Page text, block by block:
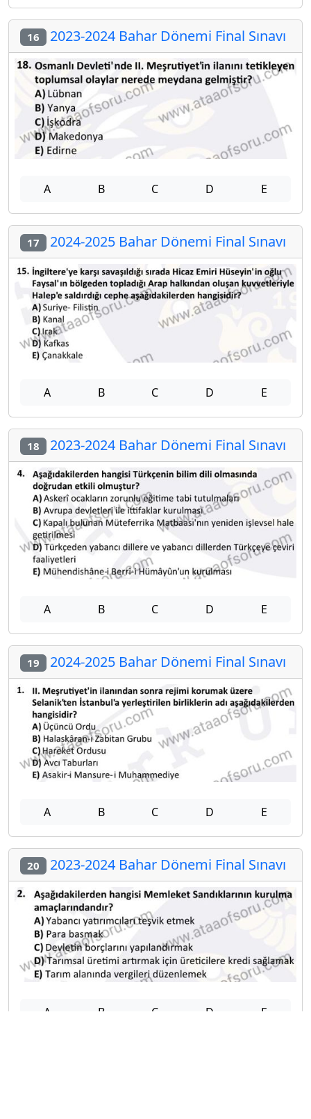
16 2023-2024 Bahar Dönemi Final Sınavı
A B C D E
17 2024-2025 Bahar Dönemi Final Sınavı
A B C D E
18 2023-2024 Bahar Dönemi Final Sınavı
A B C D E
19 2024-2025 Bahar Dönemi Final Sınavı
A B C D E
20 2023-2024 Bahar Dönemi Final Sınavı
A B C D E